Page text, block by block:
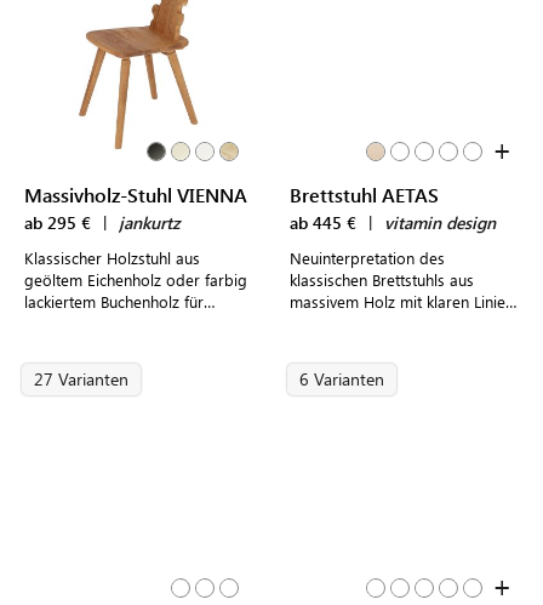
Massivholz-Stuhl VIENNA
ab 295 € | jankurtz
Klassischer Holzstuhl aus
geöltem Eichenholz oder farbig
lackiertem Buchenholz für
+
Brettstuhl AETAS
ab 445 € | vitamin design
Neuinterpretation des
klassischen Brettstuhls aus
massivem Holz mit klaren Linien
27 Varianten 6 Varianten
+